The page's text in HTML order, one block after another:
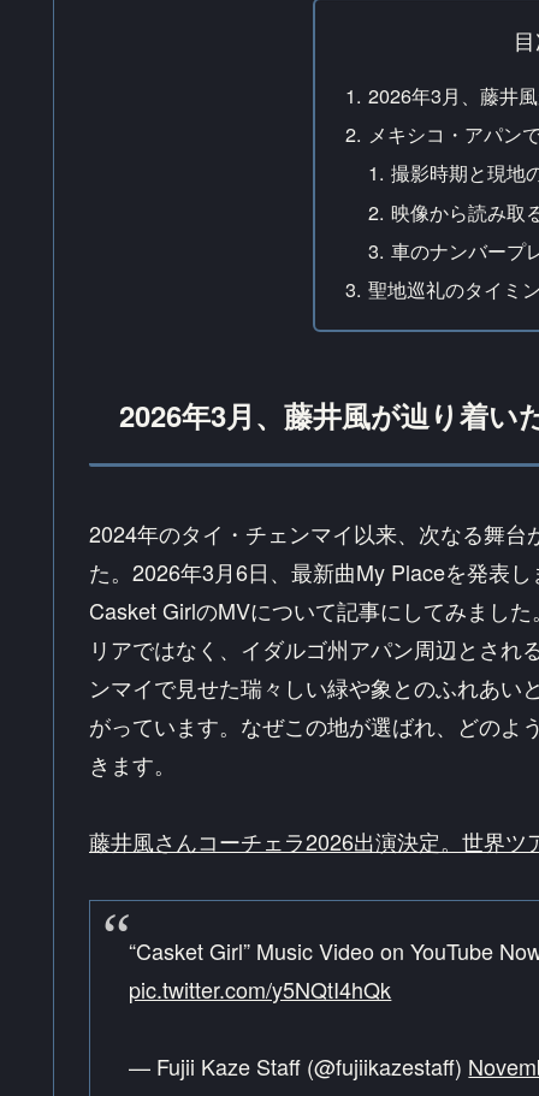
2026年3月、藤井
メキシコ・アパン
撮影時期と現地
映像から読み取
車のナンバープ
聖地巡礼のタイミ
2026年3月、藤井風が辿り着い
2024年のタイ・チェンマイ以来、次なる舞
た。2026年3月6日、最新曲My Placeを発表
Casket GirlのMVについて記事にしてみまし
リアではなく、イダルゴ州アパン周辺とさ
ンマイで見せた瑞々しい緑や象とのふれあ
がっています。なぜこの地が選ばれ、どのよ
きます。
藤井風さんコーチェラ2026出演決定。世界
“Casket Girl” Music Video on YouTube
pic.twitter.com/y5NQtI4hQk
— Fujii Kaze Staff (@fujiikazestaff)